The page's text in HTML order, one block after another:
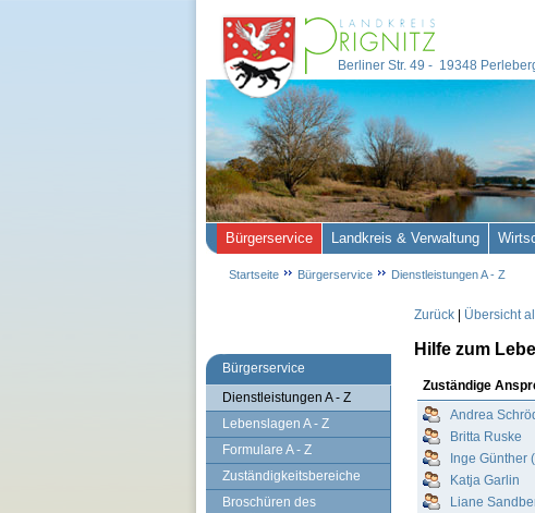
Bürgerservice
Dienstleistungen A - Z
Lebenslagen A - Z
Formulare A - Z
Zuständigkeitsbereiche
Broschüren des
Zurück Übersicht
Hilfe zum
Zuständige
Andrea
Britta Ruske
Inge Günther
Katja Garlin
Liane
Berliner Str. 49 - 19348
Bürgerservice Landkreis & Verwaltung
Startseite Bürgerservice Dienstleistungen A - Z